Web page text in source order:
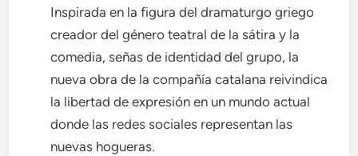
Inspirada en la figura del dramaturgo griego
creador del género teatral de la sátira y la
comedia, señas de identidad del grupo, la
nueva obra de la compañía catalana reivindica
la libertad de expresión en un mundo actual
donde las redes sociales representan las
nuevas hogueras.